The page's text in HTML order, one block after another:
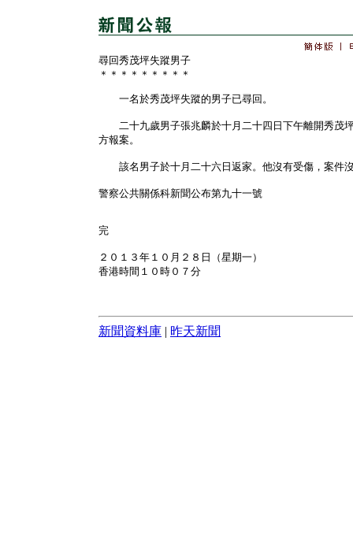
尋回秀茂坪失蹤男子
＊＊＊＊＊＊＊＊＊
一名於秀茂坪失蹤的男子已尋回。
二十九歲男子張兆麟於十月二十四日下午離開秀茂
方報案。
該名男子於十月二十六日返家。他沒有受傷，案件
警察公共關係科新聞公布第九十一號
完
２０１３年１０月２８日（星期一）
香港時間１０時０７分
新聞資料庫 | 昨天新聞